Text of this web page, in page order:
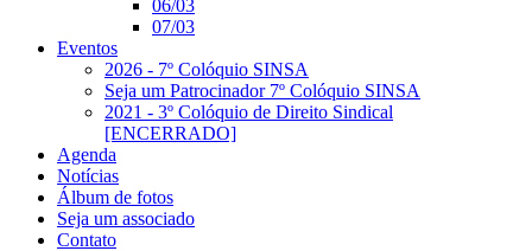
06/03
07/03
Eventos
2026 - 7º Colóquio SINSA
Seja um Patrocinador 7º Colóquio SINSA
2021 - 3º Colóquio de Direito Sindical
[ENCERRADO]
Agenda
Notícias
Álbum de fotos
Seja um associado
Contato